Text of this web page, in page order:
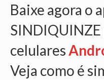
NOTÍCIAS
BOLETIM
VÍDEOS
CONVÊNIOS
Baixe agora o
SINDIQUINZE
celulares
Veja como é